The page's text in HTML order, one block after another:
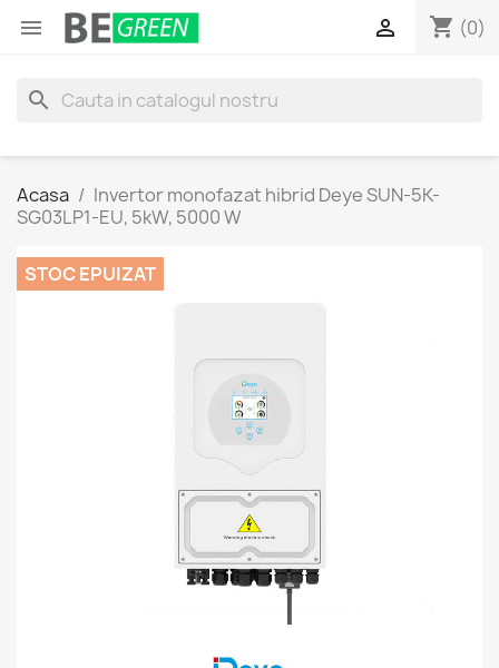
 shopping_cart (0)

search
Acasa
Invertor monofazat hibrid Deye SUN-5K-
SG03LP1-EU, 5kW, 5000 W
STOC EPUIZAT